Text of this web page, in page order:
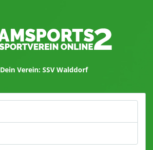
Dein Verein: SSV Walddorf